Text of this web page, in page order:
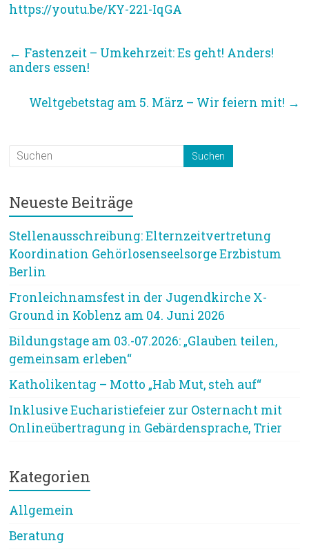
https://youtu.be/KY-221-IqGA
← Fastenzeit – Umkehrzeit: Es geht! Anders!
anders essen!
Weltgebetstag am 5. März – Wir feiern mit! →
Neueste Beiträge
Stellenausschreibung: Elternzeitvertretung
Koordination Gehörlosenseelsorge Erzbistum
Berlin
Fronleichnamsfest in der Jugendkirche X-
Ground in Koblenz am 04. Juni 2026
Bildungstage am 03.-07.2026: „Glauben teilen,
gemeinsam erleben“
Katholikentag – Motto „Hab Mut, steh auf“
Inklusive Eucharistiefeier zur Osternacht mit
Onlineübertragung in Gebärdensprache, Trier
Kategorien
Allgemein
Beratung